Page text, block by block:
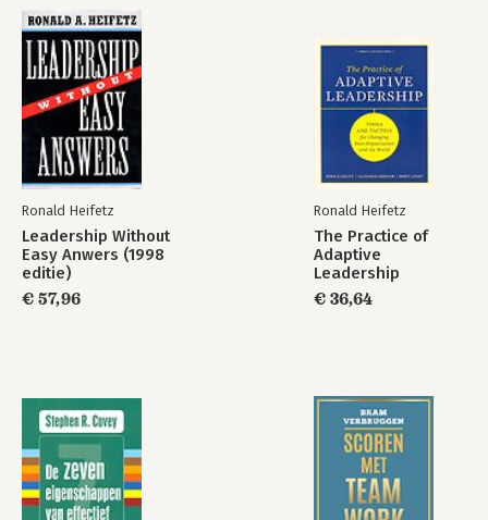
Ronald Heifetz
Leadership Without
Easy Anwers (1998
editie)
€ 57,96
Ronald Heifetz
The Practice of
Adaptive
Leadership
€ 36,64